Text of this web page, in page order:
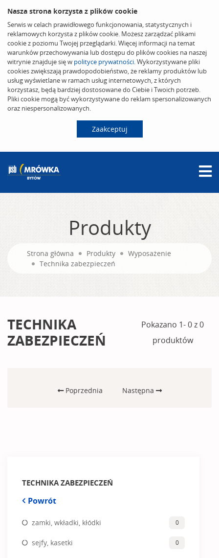
Nasza strona korzysta z plików cookie
Serwis w celach prawidłowego funkcjonowania, statystycznych i
reklamowych korzysta z plików cookie. Możesz zarządzać plikami
cookie z poziomu Twojej przeglądarki. Więcej informacji na temat
warunków przechowywania lub dostępu do plików cookies na naszej
witrynie znajduje się w polityce prywatności. Wykorzystywane pliki
cookies zwiększają prawdopodobieństwo, że reklamy produktów lub
usług wyświetlane w ramach usług internetowych, z których
korzystasz, będą bardziej dostosowane do Ciebie i Twoich potrzeb.
Pliki cookie mogą być wykorzystywane do reklam spersonalizowanych
oraz niespersonalizowanych.
Zaakceptuj
Produkty
Strona główna Produkty
Wyposażenie
Technika zabezpieczeń
TECHNIKA ZABEZPIECZEŃ
Powrót
zamki, wkładki, kłódki 0
sejfy, kasetki 0
TECHNIKA
ZABEZPIECZEŃ
Pokazano 1- 0 z 0
produktów
Poprzednia Następna